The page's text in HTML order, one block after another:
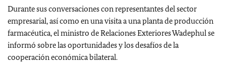
Durante sus conversaciones con representantes del sector
empresarial, así como en una visita a una planta de producción
farmacéutica, el ministro de Relaciones Exteriores Wadephul se
informó sobre las oportunidades y los desafíos de la
cooperación económica bilateral.